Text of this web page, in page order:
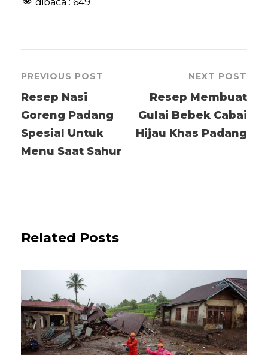
PREVIOUS POST
Resep Nasi
Goreng Padang
Spesial Untuk
Menu Saat Sahur
NEXT POST
Resep Membuat
Gulai Bebek Cabai
Hijau Khas Padang
Related Posts